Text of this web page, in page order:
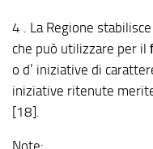
4 . La Regione
che può utilizzare per il
o d’ iniziative di
iniziative ritenute
[18].